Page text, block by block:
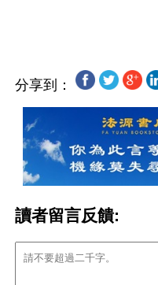
分享到：
讀者留言反饋: